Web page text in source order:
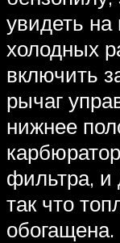
увидеть
холодных
включить
рычаг
нижнее
фильтра, и
так что
обогащена.